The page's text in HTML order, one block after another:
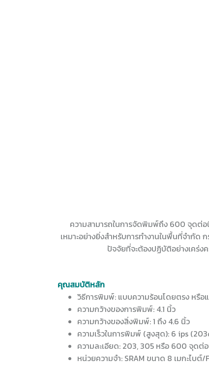
ความสามารถในการจัดพิมพ์ถึง 600 จุดต่อ
เหมาะอย่างยิ่งสำหรับการทำงานในพื้นที่จำกัด
ปัจจัยที่จะต้องปฏิบัติอย่างเคร่ง
คุณสมบัติหลัก
วิธีการพิมพ์: แบบความร้อนโดยตรง หรือ
ความกว้างของการพิมพ์: 4.1 นิ้ว
ความกว้างของสิ่งพิมพ์: 1 ถึง 4.6 นิ้ว
ความเร็วในการพิมพ์ (สูงสุด): 6 ips
ความละเอียด: 203, 305 หรือ 600 จุดต่
หน่วยความจำ: SRAM ขนาด 8 เมกะไบต์